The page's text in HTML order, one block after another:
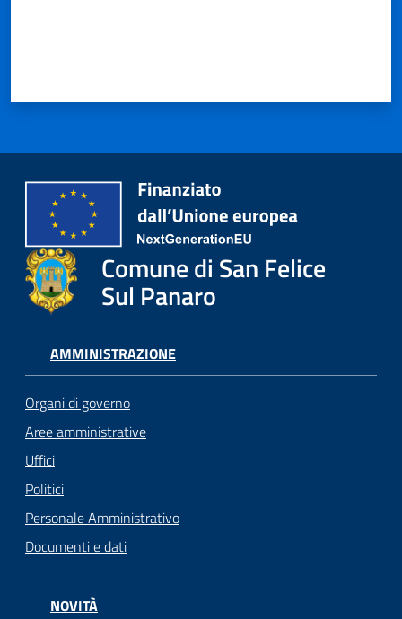
Comune di San Felice
Sul Panaro
AMMINISTRAZIONE
Organi di governo
Aree amministrative
Uffici
Politici
Personale Amministrativo
Documenti e dati
NOVITÀ